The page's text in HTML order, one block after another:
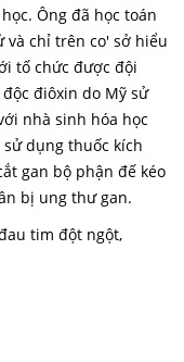
Ông đã học toán
và chỉ trên co' sở hiểu
tố chức được đội
điôxin do Mỹ sử
nhà sinh hóa học
sử dụng thuốc kích
gan bộ phận đế kéo
bị ung thư gan.
tim đột ngột,